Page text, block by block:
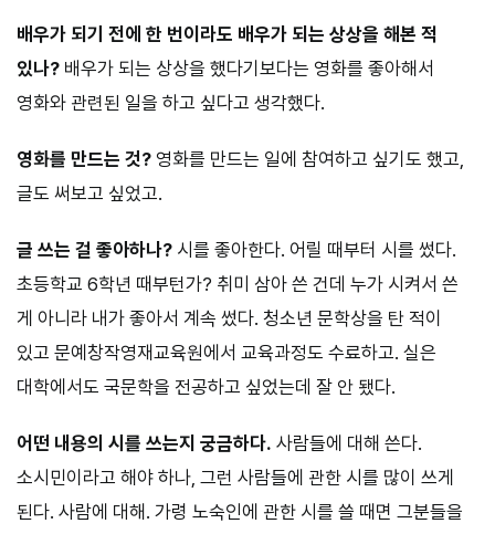
배우가 되기 전에 한 번이라도 배우가 되는 상상을 해본 적
있나? 배우가 되는 상상을 했다기보다는 영화를 좋아해서
영화와 관련된 일을 하고 싶다고 생각했다.
영화를 만드는 것? 영화를 만드는 일에 참여하고 싶기도 했고,
글도 써보고 싶었고.
글 쓰는 걸 좋아하나? 시를 좋아한다. 어릴 때부터 시를 썼다.
초등학교 6학년 때부턴가? 취미 삼아 쓴 건데 누가 시켜서 쓴
게 아니라 내가 좋아서 계속 썼다. 청소년 문학상을 탄 적이
있고 문예창작영재교육원에서 교육과정도 수료하고. 실은
대학에서도 국문학을 전공하고 싶었는데 잘 안 됐다.
어떤 내용의 시를 쓰는지 궁금하다. 사람들에 대해 쓴다.
소시민이라고 해야 하나, 그런 사람들에 관한 시를 많이 쓰게
된다. 사람에 대해. 가령 노숙인에 관한 시를 쓸 때면 그분들을